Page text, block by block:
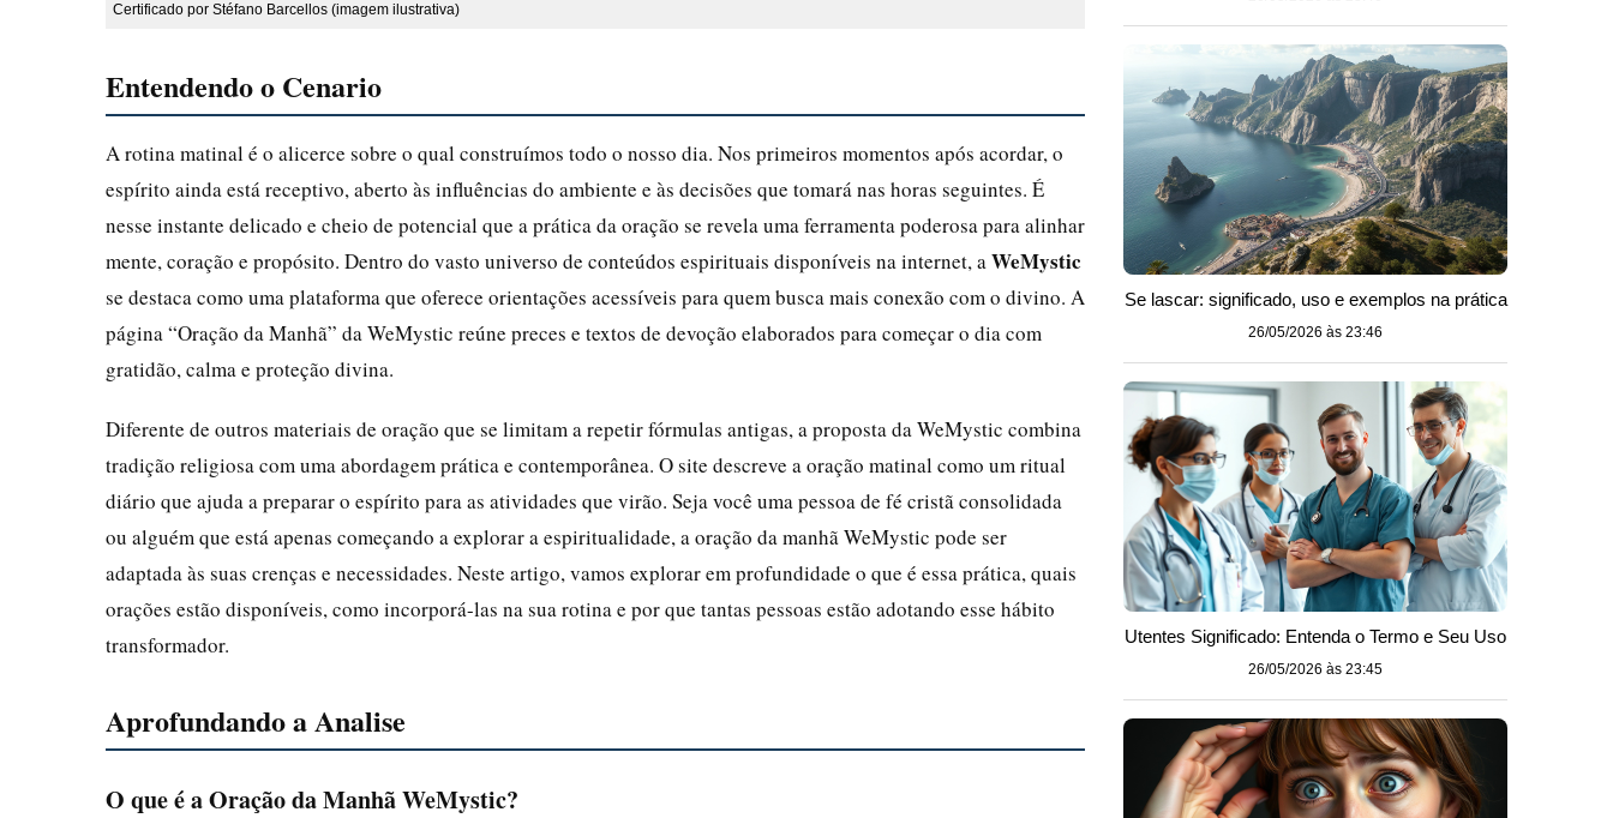
Certificado por Stéfano Barcellos (imagem ilustrativa)
Entendendo o Cenario
A rotina matinal é o alicerce sobre o qual construímos todo o nosso dia. Nos primeiros momentos após acordar, o
espírito ainda está receptivo, aberto às influências do ambiente e às decisões que tomará nas horas seguintes. É
nesse instante delicado e cheio de potencial que a prática da oração se revela uma ferramenta poderosa para alinhar
mente, coração e propósito. Dentro do vasto universo de conteúdos espirituais disponíveis na internet, a WeMystic
se destaca como uma plataforma que oferece orientações acessíveis para quem busca mais conexão com o divino. A
página “Oração da Manhã” da WeMystic reúne preces e textos de devoção elaborados para começar o dia com
gratidão, calma e proteção divina.
Diferente de outros materiais de oração que se limitam a repetir fórmulas antigas, a proposta da WeMystic combina
tradição religiosa com uma abordagem prática e contemporânea. O site descreve a oração matinal como um ritual
diário que ajuda a preparar o espírito para as atividades que virão. Seja você uma pessoa de fé cristã consolidada
ou alguém que está apenas começando a explorar a espiritualidade, a oração da manhã WeMystic pode ser
adaptada às suas crenças e necessidades. Neste artigo, vamos explorar em profundidade o que é essa prática, quais
orações estão disponíveis, como incorporá-las na sua rotina e por que tantas pessoas estão adotando esse hábito
transformador.
Aprofundando a Analise
O que é a Oração da Manhã WeMystic?
Se lascar: significado, uso e exemplos na prática
26/05/2026 às 23:46
Utentes Significado: Entenda o Termo e Seu Uso
26/05/2026 às 23:45